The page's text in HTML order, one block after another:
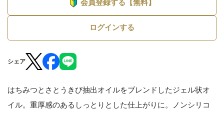
会員登録する【無料】
ログインする
シェア
はちみつとさとうきび抽出オイルをブレンドしたジェル状オ
イル。重厚感のあるしっとりとした仕上がりに。ノンシリコ